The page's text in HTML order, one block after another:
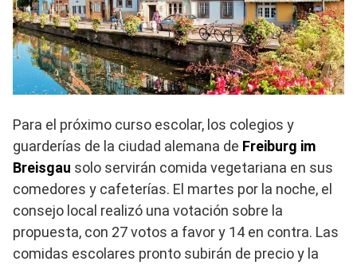
Para el próximo curso escolar, los colegios y
guarderías de la ciudad alemana de Freiburg im
Breisgau solo servirán comida vegetariana en sus
comedores y cafeterías. El martes por la noche, el
consejo local realizó una votación sobre la
propuesta, con 27 votos a favor y 14 en contra. Las
comidas escolares pronto subirán de precio y la